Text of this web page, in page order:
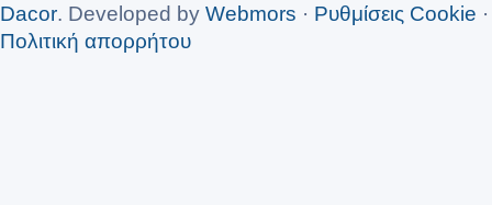
Dacor. Developed by Webmors · Ρυθμίσεις Cookie ·
Πολιτική απορρήτου